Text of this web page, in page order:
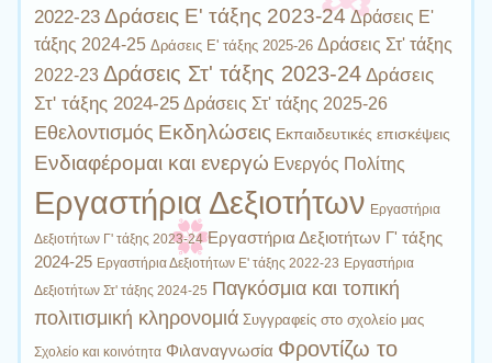
2022-23 Δράσεις Ε' τάξης 2023-24 Δράσεις Ε'
τάξης 2024-25 Δράσεις Ε' τάξης 2025-26 Δράσεις Στ' τάξης
2022-23 Δράσεις Στ' τάξης 2023-24 Δράσεις
Στ' τάξης 2024-25 Δράσεις Στ' τάξης 2025-26
Εθελοντισμός Εκδηλώσεις Εκπαιδευτικές επισκέψεις
Ενδιαφέρομαι και ενεργώ Ενεργός Πολίτης
Εργαστήρια Δεξιοτήτων Εργαστήρια
Δεξιοτήτων Γ' τάξης 2023-24 Εργαστήρια Δεξιοτήτων Γ' τάξης
2024-25 Εργαστήρια Δεξιοτήτων Ε' τάξης 2022-23 Εργαστήρια
Δεξιοτήτων Στ' τάξης 2024-25 Παγκόσμια και τοπική
πολιτισμική κληρονομιά Συγγραφείς στο σχολείο μας
Σχολείο και κοινότητα Φιλαναγνωσία Φροντίζω το